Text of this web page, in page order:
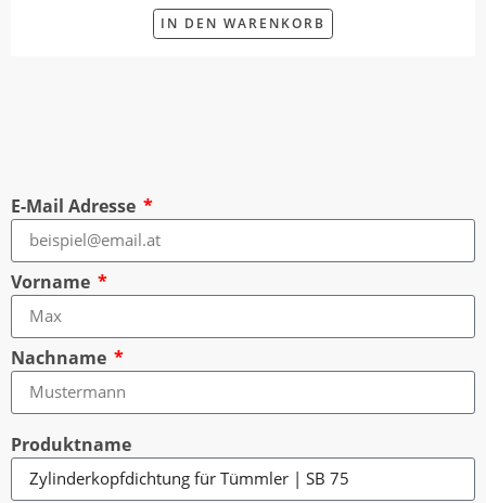
IN DEN WARENKORB
E-Mail Adresse
Vorname
Nachname
Produktname